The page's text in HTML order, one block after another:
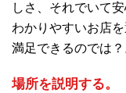
しさ、それでいて
わかりやすいお店
満足できるのでは？
場所を説明する。